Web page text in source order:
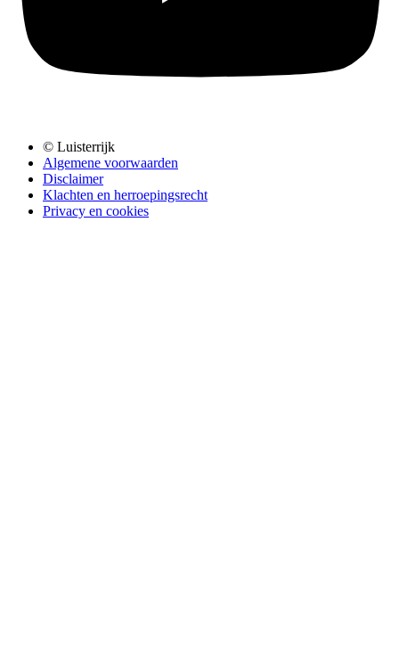
© Luisterrijk
Algemene voorwaarden
Disclaimer
Klachten en herroepingsrecht
Privacy en cookies